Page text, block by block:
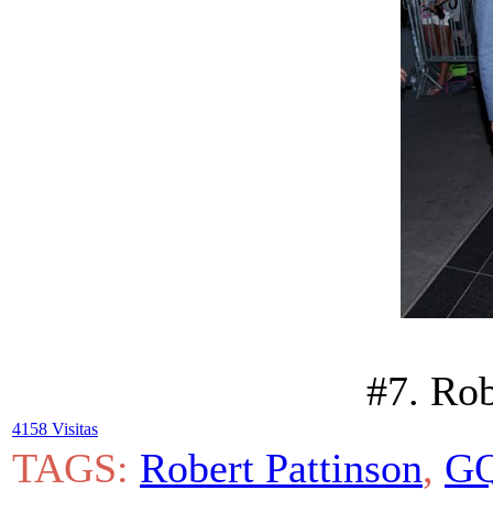
#7.
4158 Visitas
TAGS: Robert Pattinson,